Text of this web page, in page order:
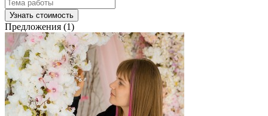
Узнать стоимость
Предложения (1)